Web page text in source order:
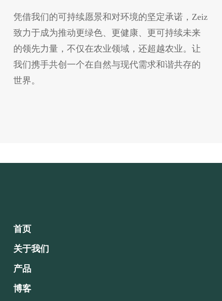
凭借我们的可持续愿景和对环境的坚定承诺，Zeiz
致力于成为推动更绿色、更健康、更可持续未来
的领先力量，不仅在农业领域，还超越农业。让
我们携手共创一个在自然与现代需求和谐共存的
世界。
首页
关于我们
产品
博客